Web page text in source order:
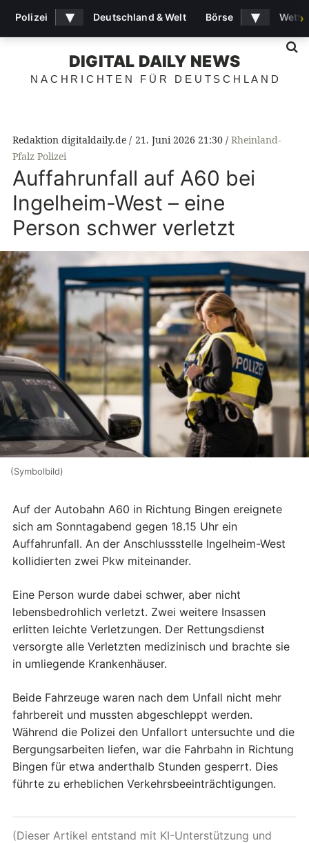
DIGITAL DAILY NEWS
NACHRICHTEN FÜR DEUTSCHLAND
Redaktion digitaldaily.de 21. Juni 2026 21:30
Rheinland-
Pfalz Polizei
Auffahrunfall auf A60 bei
Ingelheim-West – eine
Person schwer verletzt
(Symbolbild)
Auf der Autobahn A60 in Richtung Bingen ereignete
sich am Sonntagabend gegen 18.15 Uhr ein
Auffahrunfall. An der Anschlussstelle Ingelheim-West
kollidierten zwei Pkw miteinander.
Eine Person wurde dabei schwer, aber nicht
lebensbedrohlich verletzt. Zwei weitere Insassen
erlitten leichte Verletzungen. Der Rettungsdienst
versorgte alle Verletzten medizinisch und brachte sie
in umliegende Krankenhäuser.
Beide Fahrzeuge waren nach dem Unfall nicht mehr
fahrbereit und mussten abgeschleppt werden.
Während die Polizei den Unfallort untersuchte und die
Bergungsarbeiten liefen, war die Fahrbahn in Richtung
Bingen für etwa anderthalb Stunden gesperrt. Dies
führte zu erheblichen Verkehrsbeeinträchtigungen.
(Dieser Artikel entstand mit KI-Unterstützung und
Polizei ▾ Deutschland & Welt Börse ▾ ›